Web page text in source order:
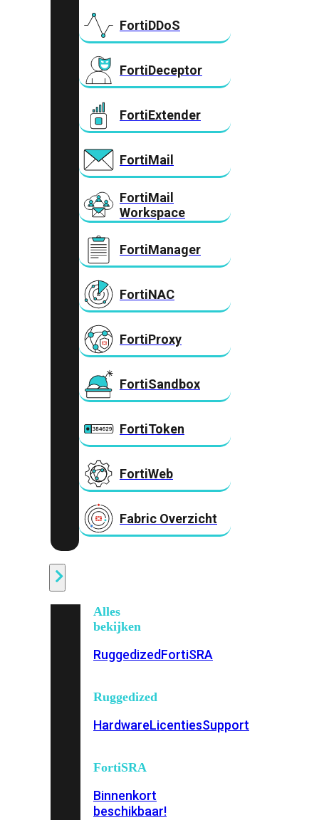
FortiDDoS
FortiDeceptor
FortiExtender
FortiMail
FortiMail
Workspace
FortiManager
FortiNAC
FortiProxy
FortiSandbox
FortiToken
FortiWeb
Fabric Overzicht
Alles
bekijken
RuggedizedFortiSRA
Ruggedized
HardwareLicentiesSupport
FortiSRA
Binnenkort
beschikbaar!